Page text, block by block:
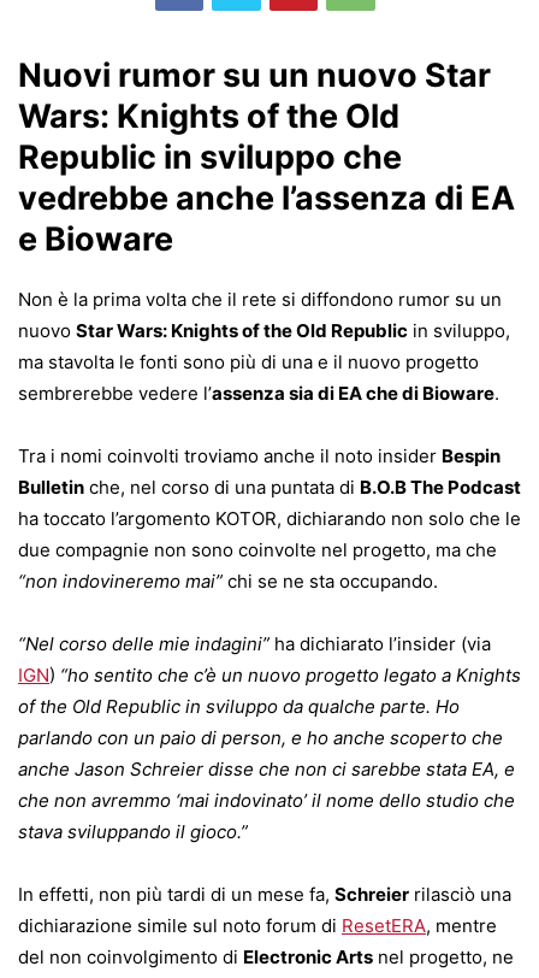
Nuovi rumor su un nuovo Star
Wars: Knights of the Old
Republic in sviluppo che
vedrebbe anche l’assenza di EA
e Bioware
Non è la prima volta che il rete si diffondono rumor su un
nuovo Star Wars: Knights of the Old Republic in sviluppo,
ma stavolta le fonti sono più di una e il nuovo progetto
sembrerebbe vedere l’assenza sia di EA che di Bioware.
Tra i nomi coinvolti troviamo anche il noto insider Bespin
Bulletin che, nel corso di una puntata di B.O.B The Podcast
ha toccato l’argomento KOTOR, dichiarando non solo che le
due compagnie non sono coinvolte nel progetto, ma che
“non indovineremo mai” chi se ne sta occupando.
“Nel corso delle mie indagini” ha dichiarato l’insider (via
IGN) “ho sentito che c’è un nuovo progetto legato a Knights
of the Old Republic in sviluppo da qualche parte. Ho
parlando con un paio di person, e ho anche scoperto che
anche Jason Schreier disse che non ci sarebbe stata EA, e
che non avremmo ‘mai indovinato’ il nome dello studio che
stava sviluppando il gioco.”
In effetti, non più tardi di un mese fa, Schreier rilasciò una
dichiarazione simile sul noto forum di ResetERA, mentre
del non coinvolgimento di Electronic Arts nel progetto, ne